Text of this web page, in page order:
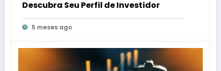
Descubra Seu Perfil de Investidor
5 meses ago